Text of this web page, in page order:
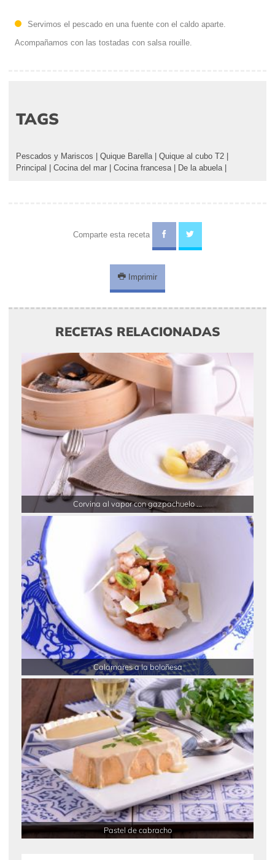
Servimos el pescado en una fuente con el caldo aparte.
Acompañamos con las tostadas con salsa rouille.
TAGS
Pescados y Mariscos Quique Barella Quique al cubo T2
Principal
Cocina del mar Cocina francesa De la abuela
Comparte esta receta
Imprimir
RECETAS RELACIONADAS
Corvina al vapor con gazpachuelo ...
Calamares a la boloñesa
Pastel de cabracho